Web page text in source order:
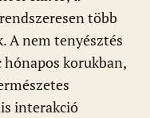
több
A nem tenyésztés
korukban,
interakció